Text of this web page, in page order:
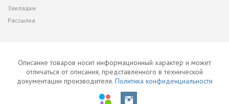
Закладки
Рассылка
Описание товаров носит информационный характер и может
отличаться от описания, представленного в технической
документации производителя. Политика конфиденциальности